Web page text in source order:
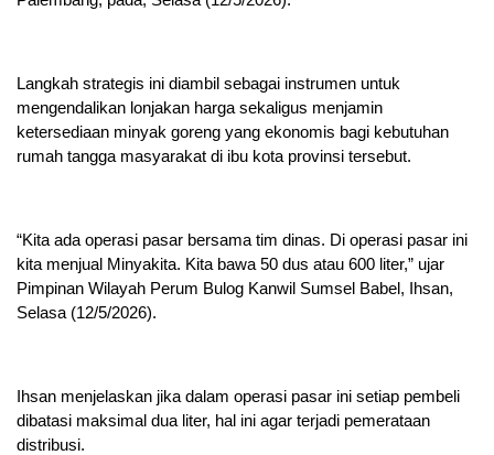
Langkah strategis ini diambil sebagai instrumen untuk
mengendalikan lonjakan harga sekaligus menjamin
ketersediaan minyak goreng yang ekonomis bagi kebutuhan
rumah tangga masyarakat di ibu kota provinsi tersebut.
“Kita ada operasi pasar bersama tim dinas. Di operasi pasar ini
kita menjual Minyakita. Kita bawa 50 dus atau 600 liter,” ujar
Pimpinan Wilayah Perum Bulog Kanwil Sumsel Babel, Ihsan,
Selasa (12/5/2026).
Ihsan menjelaskan jika dalam operasi pasar ini setiap pembeli
dibatasi maksimal dua liter, hal ini agar terjadi pemerataan
distribusi.